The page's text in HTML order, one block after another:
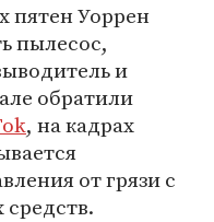
пятен Уоррен
пылесос,
и
обратили
, на кадрах
от грязи с